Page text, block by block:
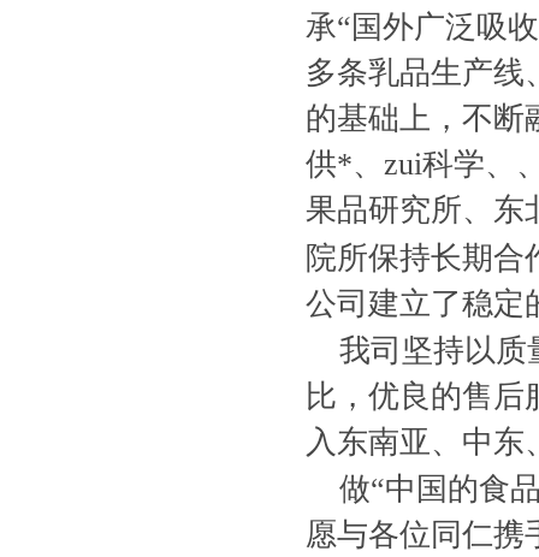
承“国外广泛吸
多条乳品生产线
的基础上，不断
供*、zui科学、
果品研究所、东
院所保持长期合
公司建立了稳定
我司坚持以质
比，优良的售
入东南亚、中
做“中国的食
愿与各位同仁携